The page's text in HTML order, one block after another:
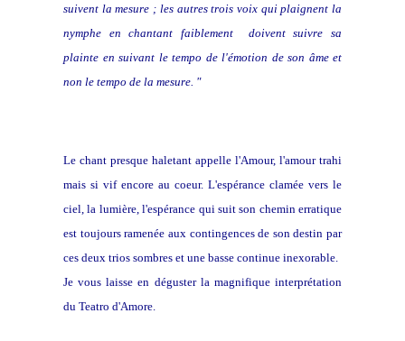
suivent la mesure ; les autres trois voix qui plaignent la
nymphe en chantant faiblement doivent suivre sa
plainte en suivant le tempo de l'émotion de son âme et
non le tempo de la mesure. "
Le chant presque haletant appelle l'Amour, l'amour trahi
mais si vif encore au coeur. L'espérance clamée vers le
ciel, la lumière, l'espérance qui suit son chemin erratique
est toujours ramenée aux contingences de son destin par
ces deux trios sombres et une basse continue inexorable.
Je vous laisse en déguster la magnifique interprétation
du Teatro d'Amore.